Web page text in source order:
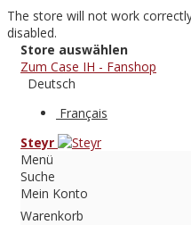
The store will not work
disabled.
Store auswählen
Zum Case IH - Fanshop
Deutsch
Français
Steyr
Menü
Suche
Mein Konto
Warenkorb